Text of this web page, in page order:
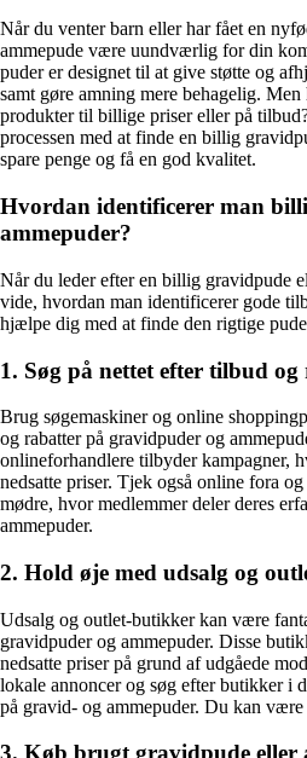
Når du venter barn eller har fået en
ammepude være uundværlig for din
puder er designet til at give støtte og
samt gøre amning mere behagelig.
produkter til billige priser eller på
processen med at finde en billig
spare penge og få en god kvalitet.
Hvordan identificerer man
ammepuder?
Når du leder efter en billig gravidpude
vide, hvordan man identificerer gode
hjælpe dig med at finde den rigtige
1. Søg på nettet efter tilbud
Brug søgemaskiner og online
og rabatter på gravidpuder og
onlineforhandlere tilbyder kampagner,
nedsatte priser. Tjek også online fora
mødre, hvor medlemmer deler deres
ammepuder.
2. Hold øje med udsalg og
Udsalg og outlet-butikker kan være
gravidpuder og ammepuder. Disse
nedsatte priser på grund af udgåede
lokale annoncer og søg efter butikker i
på gravid- og ammepuder. Du kan